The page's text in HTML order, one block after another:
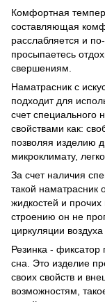
Комфортная
составляющая
расслабляется и
просыпаетесь
свершениям.
Наматрасник с
подходит для
счет специального
свойствами как:
позволяя изделию
микроклимату,
За счет наличия
такой наматрасник
жидкостей и
строению он не
циркуляции
Резинка -
сна. Это изделие
своих свойств и
возможностям,